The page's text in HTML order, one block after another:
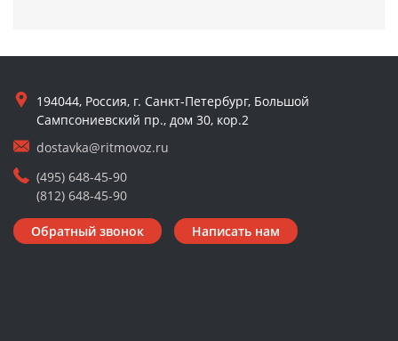
194044, Россия, г. Санкт-Петербург, Большой
Сампсониевский пр., дом 30, кор.2
dostavka@ritmovoz.ru
(495) 648-45-90
(812) 648-45-90
Обратный звонок Написать нам